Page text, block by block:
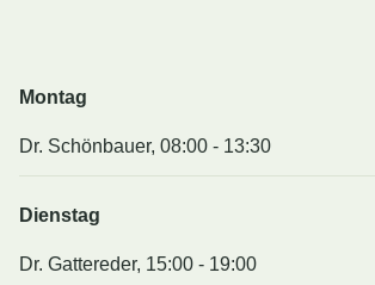
Montag
Dr. Schönbauer, 08:00 - 13:30
Dienstag
Dr. Gattereder, 15:00 - 19:00